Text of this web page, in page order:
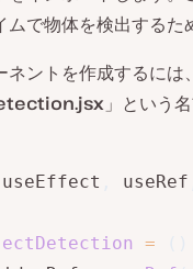
ムで物体を検出するた
ントを作成するには、
」という
useEffect useRef
=